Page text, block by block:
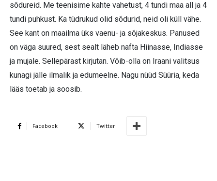
sõdureid. Me teenisime kahte vahetust, 4 tundi maa all ja 4
tundi puhkust. Ka tüdrukud olid sõdurid, neid oli küll vähe.
See kant on maailma üks vaenu- ja sõjakeskus. Panused
on väga suured, sest sealt läheb nafta Hiinasse, Indiasse
ja mujale. Sellepärast kirjutan. Võib-olla on Iraani valitsus
kunagi jälle ilmalik ja edumeelne. Nagu nüüd Süüria, keda
lääs toetab ja soosib.
Facebook Twitter